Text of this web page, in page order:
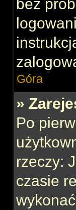
bez
Góra
»
Po
rzeczy:
czasie